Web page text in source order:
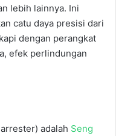
lebih lainnya. Ini
catu daya presisi dari
dengan perangkat
efek perlindungan
adalah Seng